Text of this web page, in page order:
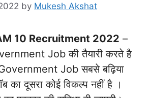
by Mukesh Akshat
10 Recruitment 2022 –
Job की तैयारी करते है
Job सबसे बढ़िया
का दूसरा कोई विकल्प नहीं है ।